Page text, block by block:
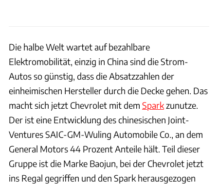
Die halbe Welt wartet auf bezahlbare
Elektromobilität, einzig in China sind die Strom-
Autos so günstig, dass die Absatzzahlen der
einheimischen Hersteller durch die Decke gehen. Das
macht sich jetzt Chevrolet mit dem Sparkzunutze.
Der ist eine Entwicklung des chinesischen Joint-
Ventures SAIC-GM-Wuling Automobile Co., an dem
General Motors 44 Prozent Anteile hält. Teil dieser
Gruppe ist die Marke Baojun, bei der Chevrolet jetzt
ins Regal gegriffen und den Spark herausgezogen